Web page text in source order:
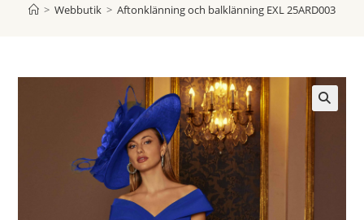
> Webbutik > Aftonklänning och balklänning EXL 25ARD003